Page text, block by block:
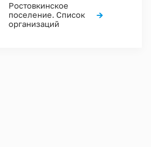
Ростовкинское
поселение. Список
организаций
→